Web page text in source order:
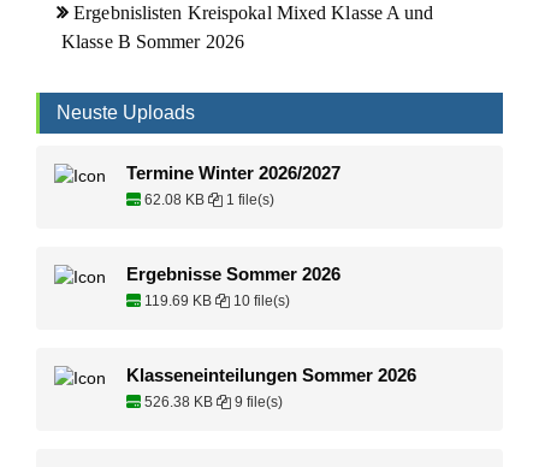
Ergebnislisten Kreispokal Mixed Klasse A und
Klasse B Sommer 2026
Neuste Uploads
Termine Winter 2026/2027
62.08 KB 1 file(s)
Ergebnisse Sommer 2026
119.69 KB 10 file(s)
Klasseneinteilungen Sommer 2026
526.38 KB 9 file(s)